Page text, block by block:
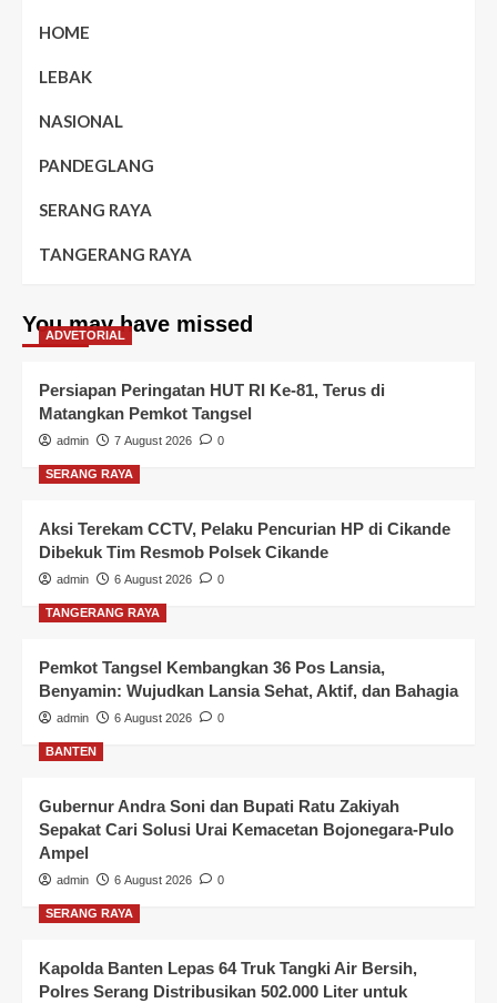
HOME
LEBAK
NASIONAL
PANDEGLANG
SERANG RAYA
TANGERANG RAYA
You may have missed
ADVETORIAL
Persiapan Peringatan HUT RI Ke-81, Terus di
Matangkan Pemkot Tangsel
admin 7 August 2026 0
SERANG RAYA
Aksi Terekam CCTV, Pelaku Pencurian HP di Cikande
Dibekuk Tim Resmob Polsek Cikande
admin 6 August 2026 0
TANGERANG RAYA
Pemkot Tangsel Kembangkan 36 Pos Lansia,
Benyamin: Wujudkan Lansia Sehat, Aktif, dan Bahagia
admin 6 August 2026 0
BANTEN
Gubernur Andra Soni dan Bupati Ratu Zakiyah
Sepakat Cari Solusi Urai Kemacetan Bojonegara-Pulo
Ampel
admin 6 August 2026 0
SERANG RAYA
Kapolda Banten Lepas 64 Truk Tangki Air Bersih,
Polres Serang Distribusikan 502.000 Liter untuk